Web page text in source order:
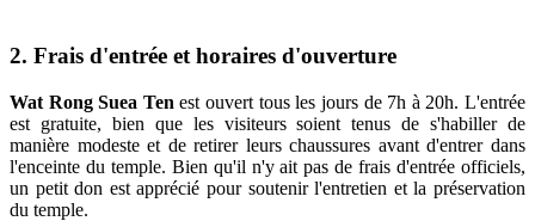
2. Frais d'entrée et horaires d'ouverture
Wat Rong Suea Ten est ouvert tous les jours de 7h à 20h. L'entrée
est gratuite, bien que les visiteurs soient tenus de s'habiller de
manière modeste et de retirer leurs chaussures avant d'entrer dans
l'enceinte du temple. Bien qu'il n'y ait pas de frais d'entrée officiels,
un petit don est apprécié pour soutenir l'entretien et la préservation
du temple.